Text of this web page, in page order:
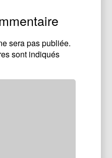
sera pas publiée.
sont indiqués